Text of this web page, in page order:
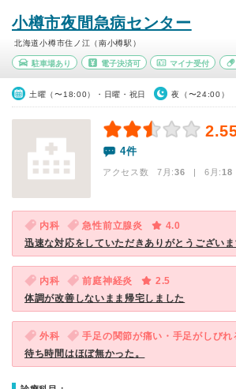
小樽市夜間急病センター
北海道小樽市住ノ江（南小樽駅）
駐車場あり 電子決済可 マイナ受付
土曜（〜18:00）・日曜・祝日 夜（〜24:00）
4件
アクセス数 7月:36 | 6月:18
内科 急性前立腺炎
4.0
迅速な対応をしていただきありがとうござい
内科 前庭神経炎
2.5
体調が改善しないまま帰宅しました
外科 手足の関節が痛い・手足がしびれ
待ち時間はほぼ無かった。